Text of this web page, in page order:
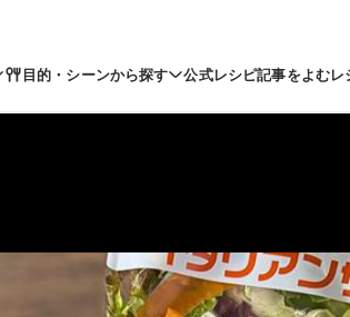
目的・シーンから探す 公式レシピ記事をよむレ